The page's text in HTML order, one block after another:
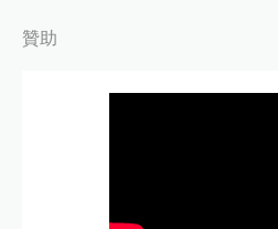
贊助